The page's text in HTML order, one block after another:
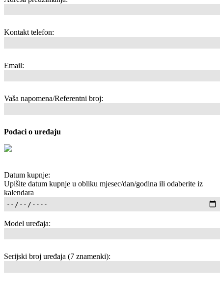
Kontakt telefon:
Email:
Vaša napomena/Referentni broj:
Podaci o uređaju
Datum kupnje:
Upišite datum kupnje u obliku mjesec/dan/godina ili odaberite iz
kalendara
Model uređaja:
Serijski broj uređaja (7 znamenki):